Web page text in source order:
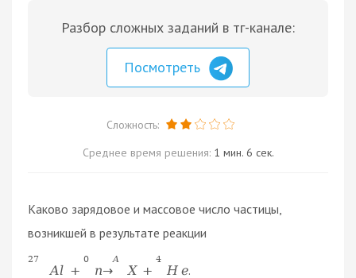
Разбор сложных заданий в тг-канале:
Посмотреть
Сложность:
Среднее время решения: 1 мин. 6 сек.
Каково зарядовое и массовое число частицы,
возникшей в результате реакции
27
Al +
0
n→
A
X +
4
H e.